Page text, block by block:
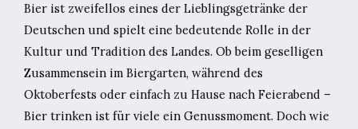
Bier ist zweifellos eines der Lieblingsgetränke der
Deutschen und spielt eine bedeutende Rolle in der
Kultur und Tradition des Landes. Ob beim geselligen
Zusammensein im Biergarten, während des
Oktoberfests oder einfach zu Hause nach Feierabend –
Bier trinken ist für viele ein Genussmoment. Doch wie